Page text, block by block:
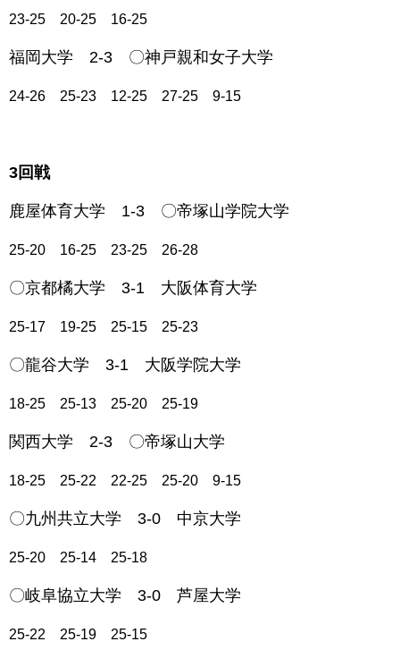
23-25 20-25 16-25
福岡大学 2-3 〇神戸親和女子大学
24-26 25-23 12-25 27-25 9-15
3回戦
鹿屋体育大学 1-3 〇帝塚山学院大学
25-20 16-25 23-25 26-28
〇京都橘大学 3-1 大阪体育大学
25-17 19-25 25-15 25-23
〇龍谷大学 3-1 大阪学院大学
18-25 25-13 25-20 25-19
関西大学 2-3 〇帝塚山大学
18-25 25-22 22-25 25-20 9-15
〇九州共立大学 3-0 中京大学
25-20 25-14 25-18
〇岐阜協立大学 3-0 芦屋大学
25-22 25-19 25-15